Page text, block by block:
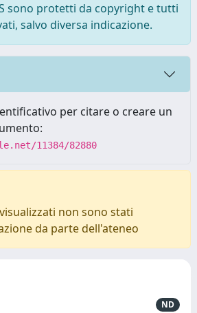
sono protetti da copyright e tutti
salvo diversa indicazione.
per citare o creare un
11384/82880
non sono stati
da parte dell'ateneo
ND